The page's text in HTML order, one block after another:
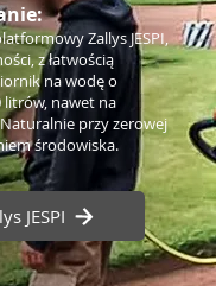
Zallys JESPI,
z łatwością
na wodę o
litrów, nawet na
przy zerowej
środowiska.
JESPI